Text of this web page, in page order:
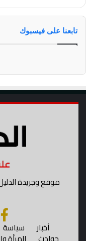
تابعنا على فيسبوك
موقع وجريدة
أخبار سياسة